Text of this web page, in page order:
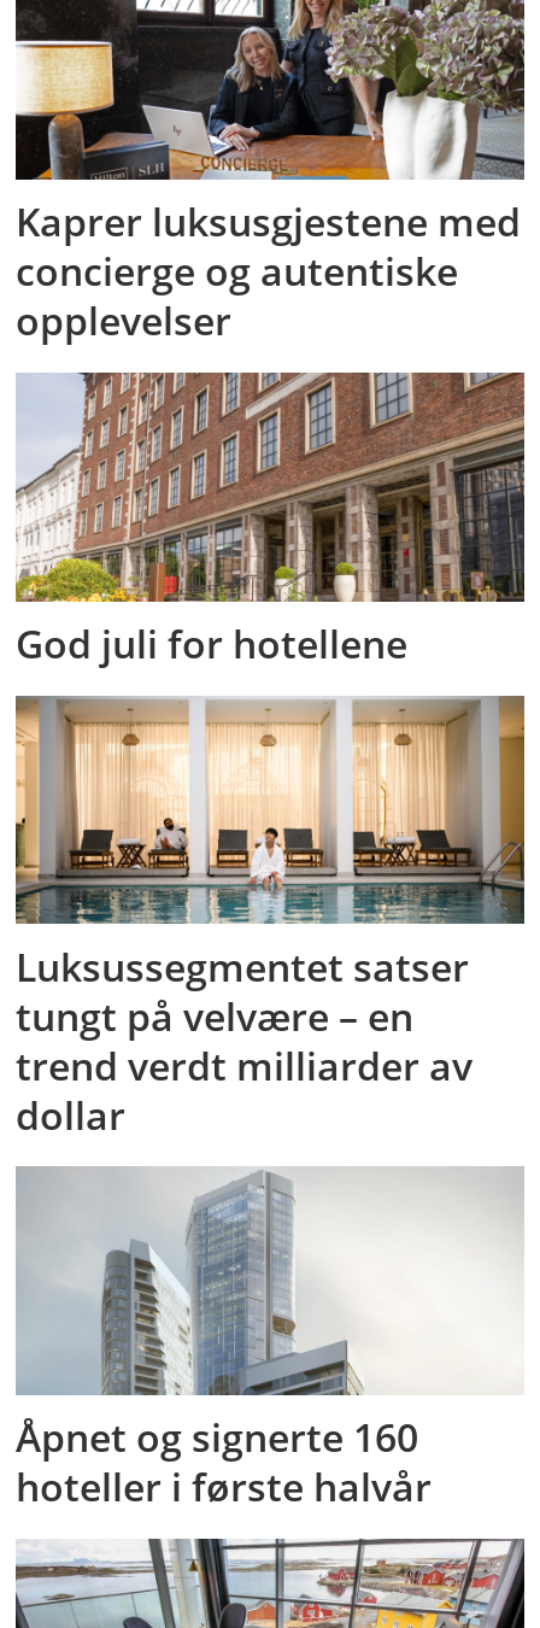
Kaprer luksusgjestene med
concierge og autentiske
opplevelser
God juli for hotellene
Luksussegmentet satser
tungt på velvære – en
trend verdt milliarder av
dollar
Åpnet og signerte 160
hoteller i første halvår